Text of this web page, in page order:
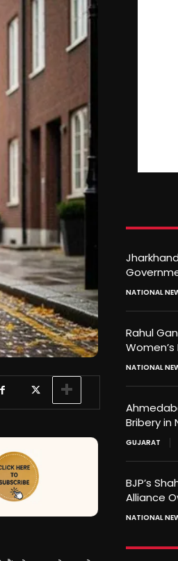
NATIONAL
Rahul
NATIONAL
Bribery in
GUJARAT
BJP’s
Alliance
NATIONAL